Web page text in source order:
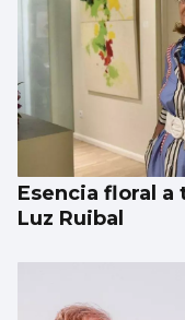
Esencia floral a
Luz Ruibal